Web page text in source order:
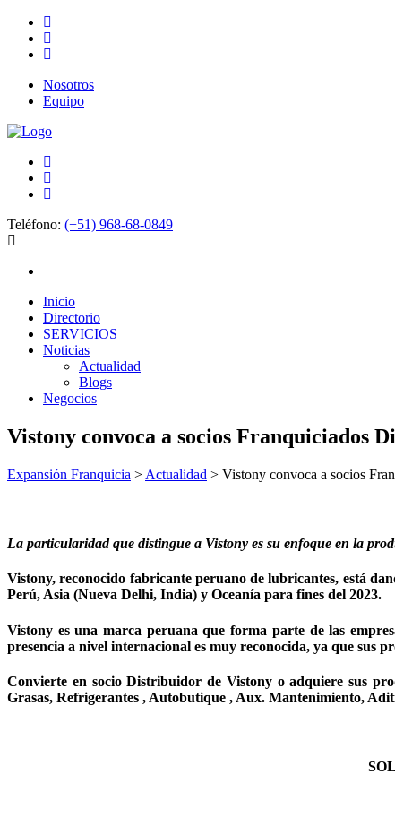
Nosotros
Equipo
Teléfono: (+51) 968-68-0849
Inicio
Directorio
SERVICIOS
Noticias
Actualidad
Blogs
Negocios
Vistony convoca a socios Franquiciados
Expansión Franquicia > Actualidad > Vistony convoca a socios
La particularidad que distingue a Vistony es su enfoque en la
Vistony, reconocido fabricante peruano de lubricantes, está
Perú, Asia (Nueva Delhi, India) y Oceanía para fines del 2023.
Vistony es una marca peruana que forma parte de las
presencia a nivel internacional es muy reconocida, ya que sus
Convierte en socio Distribuidor de Vistony o adquiere sus
Grasas, Refrigerantes , Autobutique , Aux. Mantenimiento,